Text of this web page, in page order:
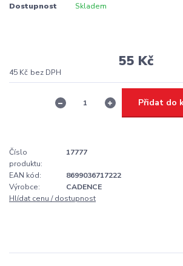
Dostupnost Skladem
55 Kč
45 Kč bez DPH
Přidat do
Číslo
produktu:
17777
EAN kód:
8699036717222
Výrobce:
CADENCE
Hlídat cenu / dostupnost